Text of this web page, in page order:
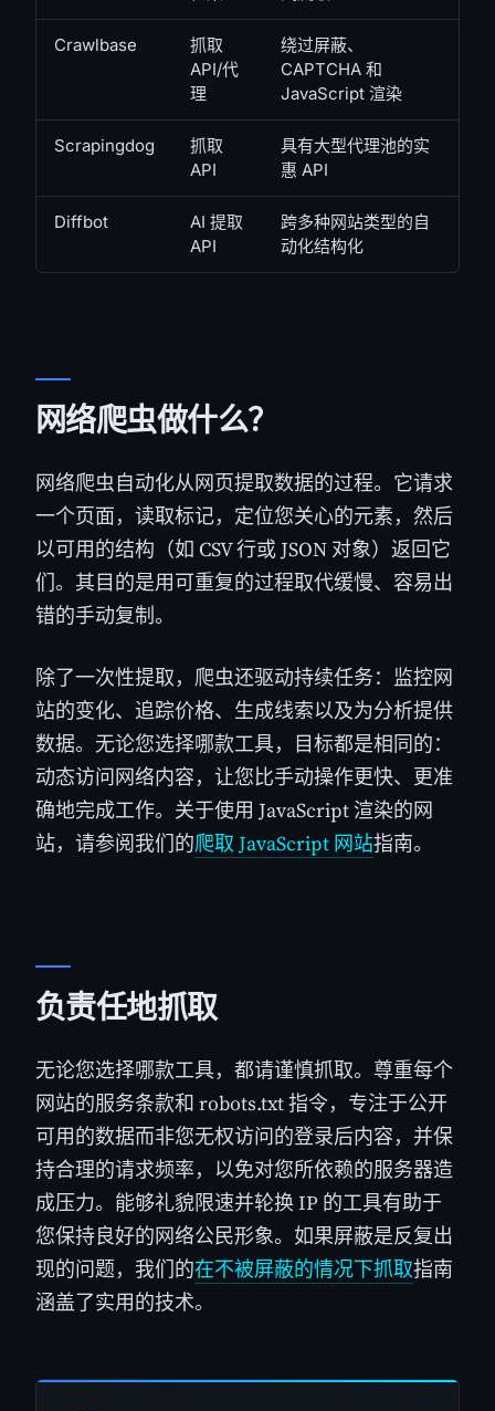
Crawlbase
抓取
API/代
理
绕过屏蔽、
CAPTCHA 和
JavaScript 渲染
Scrapingdog
抓取
API
具有大型代理池的实
惠 API
Diffbot
AI 提取
API
跨多种网站类型的自
动化结构化
网络爬虫做什么？
网络爬虫自动化从网页提取数据的过程。它请求
一个页面，读取标记，定位您关心的元素，然后
以可用的结构（如 CSV 行或 JSON 对象）返回它
们。其目的是用可重复的过程取代缓慢、容易出
错的手动复制。
除了一次性提取，爬虫还驱动持续任务：监控网
站的变化、追踪价格、生成线索以及为分析提供
数据。无论您选择哪款工具，目标都是相同的：
动态访问网络内容，让您比手动操作更快、更准
确地完成工作。关于使用 JavaScript 渲染的网
站，请参阅我们的爬取 JavaScript 网站指南。
负责任地抓取
无论您选择哪款工具，都请谨慎抓取。尊重每个
网站的服务条款和 robots.txt 指令，专注于公开
可用的数据而非您无权访问的登录后内容，并保
持合理的请求频率，以免对您所依赖的服务器造
成压力。能够礼貌限速并轮换 IP 的工具有助于
您保持良好的网络公民形象。如果屏蔽是反复出
现的问题，我们的在不被屏蔽的情况下抓取指南
涵盖了实用的技术。